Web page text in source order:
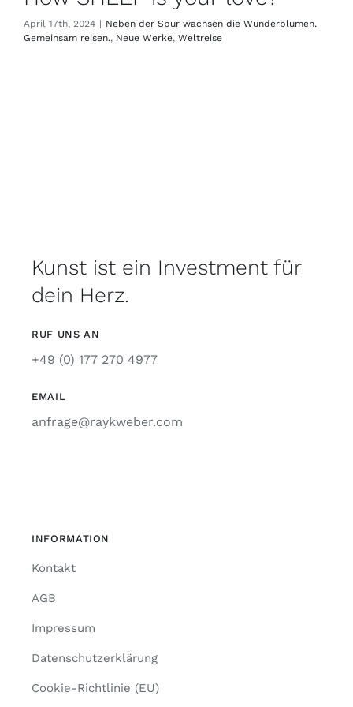
April 17th, 2024 | Neben der Spur wachsen die Wunderblumen.
Gemeinsam reisen., Neue Werke, Weltreise
Kunst ist ein Investment für
dein Herz.
RUF UNS AN
+49 (0) 177 270 4977
EMAIL
anfrage@raykweber.com
INFORMATION
Kontakt
AGB
Impressum
Datenschutzerklärung
Cookie-Richtlinie (EU)